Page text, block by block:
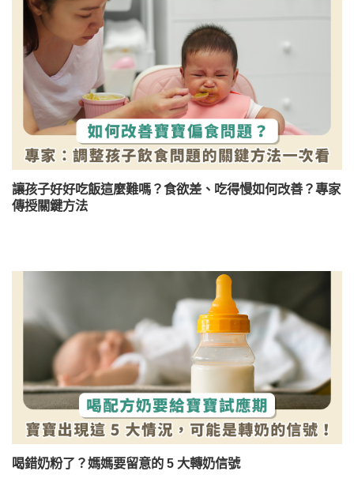
讓孩子好好吃飯這麼難嗎？食欲差、吃得慢如何改善？專家
傳授關鍵方法
喝錯奶粉了？媽媽要留意的 5 大轉奶信號